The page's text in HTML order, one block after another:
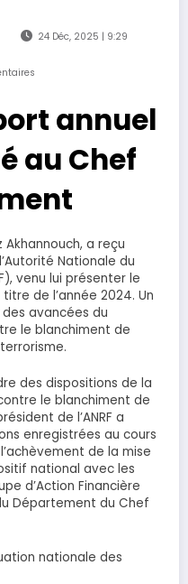
24 Déc, 2025 | 9:29
annuel
au Chef
a reçu
Nationale du
venu lui présenter le
de l’année 2024. Un
avancées du
le blanchiment de
des dispositions de la
le blanchiment de
de l’ANRF a
enregistrées au cours
de la mise
national avec les
d’Action Financière
Département du Chef
nationale des